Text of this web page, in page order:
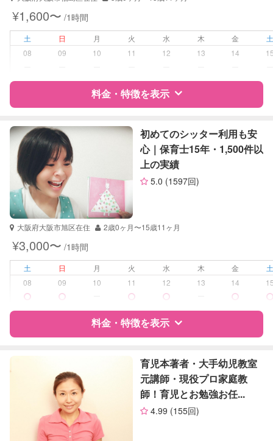
学校/塾の補習・宿題
中学生
高校生
英語
英検
¥1,600〜 /1時間
土 日 月 火 水 木 金
08
09 10 11 12 13 14
料金・特徴を表示
特徴 料金 レビュー
サポートの特徴
資格
自治体届出済ベビーシッター
保育士
幼稚園教諭
受験対策
中学受験
学校/塾の補習・宿題 小学生
国語
初めてのシッター利用も安
心｜保育士15年・1,500件以
上の実績
5.0 (1597回)
大阪府大阪市旭区在住 2歳0ヶ月〜15歳11ヶ月
¥3,000〜 /1時間
土 日 月 火 水 木 金
08
09 10 11 12 13 14
料金・特徴を表示
特徴
サポートの特徴
育児本著者・大手幼児教室
元講師・現役プロ家庭教
師！育児とお勉強お任...
4.99 (155回)